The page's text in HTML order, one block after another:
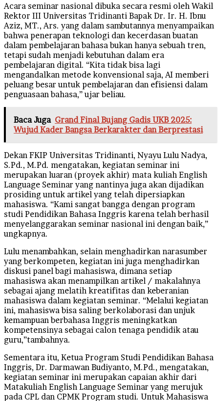
Acara seminar nasional dibuka secara resmi oleh Wakil
Rektor III Universitas Tridinanti Bapak Dr. Ir. H. Ibnu
Aziz, MT., Ars. yang dalam sambutannya menyampaikan
bahwa penerapan teknologi dan kecerdasan buatan
dalam pembelajaran bahasa bukan hanya sebuah tren,
tetapi sudah menjadi kebutuhan dalam era
pembelajaran digital. “Kita tidak bisa lagi
mengandalkan metode konvensional saja, AI memberi
peluang besar untuk pembelajaran dan efisiensi dalam
penguasaan bahasa,” ujar beliau.
Baca Juga Grand Final Bujang Gadis UKB 2025:
Wujud Kader Bangsa Berkarakter dan Berprestasi
Dekan FKIP Universitas Tridinanti, Nyayu Lulu Nadya,
S.Pd., M.Pd. mengatakan, kegiatan seminar ini
merupakan luaran (proyek akhir) mata kuliah English
Language Seminar yang nantinya juga akan dijadikan
prosiding untuk artikel yang telah dipersiapkan
mahasiswa. “Kami sangat bangga dengan program
studi Pendidikan Bahasa Inggris karena telah berhasil
menyelanggarakan seminar nasional ini dengan baik,”
ungkapnya.
Lulu menambahkan, selain menghadirkan narasumber
yang berkompeten, kegiatan ini juga menghadirkan
diskusi panel bagi mahasiswa, dimana setiap
mahasiswa akan menampilkan artikel / makalahnya
sebagai ajang melatih kreatifitas dan keberanian
mahasiswa dalam kegiatan seminar. “Melalui kegiatan
ini, mahasiswa bisa saling berkolaborasi dan unjuk
kemampuan berbahasa Inggris meningkatkan
kompetensinya sebagai calon tenaga pendidik atau
guru,”tambahnya.
Sementara itu, Ketua Program Studi Pendidikan Bahasa
Inggris, Dr. Darmawan Budiyanto, M.Pd., mengatakan,
kegiatan seminar ini merupakan capaian akhir dari
Matakuliah English Language Seminar yang merujuk
pada CPL dan CPMK Program studi. Untuk Mahasiswa